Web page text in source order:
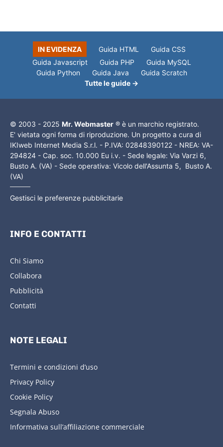
IN EVIDENZA Guida HTML
Guida CSS
Guida Javascript
Guida PHP
Guida MySQL
Guida Python
Guida Java
Guida Scratch
Tutte le guide →
© 2003 - 2025 Mr. Webmaster ® è un marchio registrato.
E' vietata ogni forma di riproduzione. Un progetto a cura di
IKIweb Internet Media S.r.l. - P.IVA: 02848390122 - NREA: VA-
294824 - Cap. soc. 10.000 Eu i.v. - Sede legale: Via Varzi 6,
Busto A. (VA) - Sede operativa: Vicolo dell'Assunta 5, Busto A.
(VA)
Gestisci le preferenze pubblicitarie
INFO E CONTATTI
Chi Siamo
Collabora
Pubblicità
Contatti
NOTE LEGALI
Termini e condizioni d’uso
Privacy Policy
Cookie Policy
Segnala Abuso
Informativa sull’affiliazione commerciale